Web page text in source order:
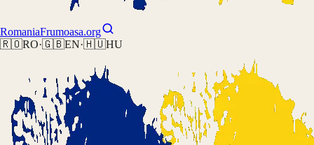
RomaniaFrumoasa.org
🇷🇴RO·🇬🇧EN·🇭🇺HU